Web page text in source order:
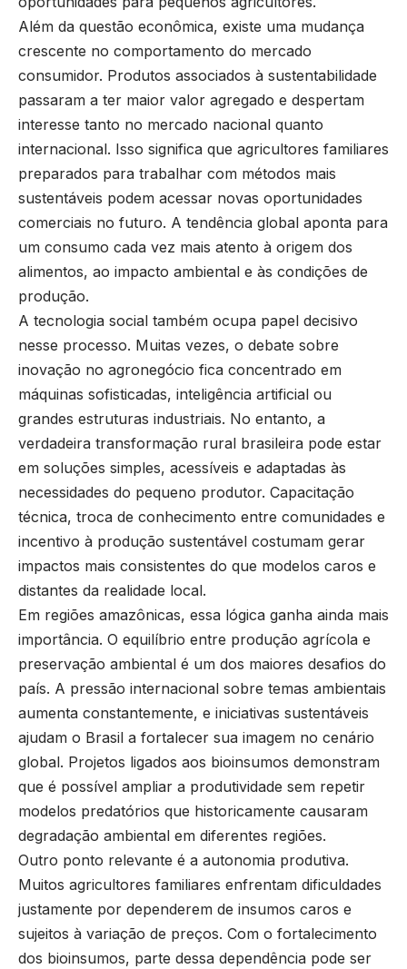
Além da questão econômica, existe uma mudança
crescente no comportamento do mercado
consumidor. Produtos associados à sustentabilidade
passaram a ter maior valor agregado e despertam
interesse tanto no mercado nacional quanto
internacional. Isso significa que agricultores familiares
preparados para trabalhar com métodos mais
sustentáveis podem acessar novas oportunidades
comerciais no futuro. A tendência global aponta para
um consumo cada vez mais atento à origem dos
alimentos, ao impacto ambiental e às condições de
produção.
A tecnologia social também ocupa papel decisivo
nesse processo. Muitas vezes, o debate sobre
inovação no agronegócio fica concentrado em
máquinas sofisticadas, inteligência artificial ou
grandes estruturas industriais. No entanto, a
verdadeira transformação rural brasileira pode estar
em soluções simples, acessíveis e adaptadas às
necessidades do pequeno produtor. Capacitação
técnica, troca de conhecimento entre comunidades e
incentivo à produção sustentável costumam gerar
impactos mais consistentes do que modelos caros e
distantes da realidade local.
Em regiões amazônicas, essa lógica ganha ainda mais
importância. O equilíbrio entre produção agrícola e
preservação ambiental é um dos maiores desafios do
país. A pressão internacional sobre temas ambientais
aumenta constantemente, e iniciativas sustentáveis
ajudam o Brasil a fortalecer sua imagem no cenário
global. Projetos ligados aos bioinsumos demonstram
que é possível ampliar a produtividade sem repetir
modelos predatórios que historicamente causaram
degradação ambiental em diferentes regiões.
Outro ponto relevante é a autonomia produtiva.
Muitos agricultores familiares enfrentam dificuldades
justamente por dependerem de insumos caros e
sujeitos à variação de preços. Com o fortalecimento
dos bioinsumos, parte dessa dependência pode ser